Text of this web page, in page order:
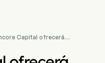
Capital ofrecerá
de mayor coste